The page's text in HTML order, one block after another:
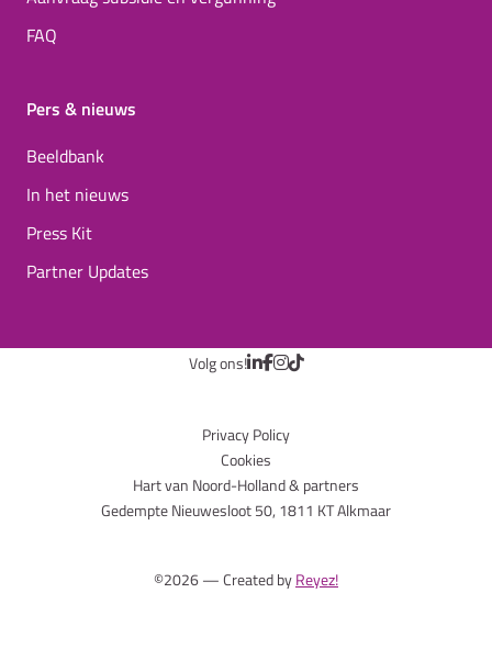
FAQ
Pers & nieuws
Beeldbank
In het nieuws
Press Kit
Partner Updates
Volg ons!
Privacy Policy
Cookies
Hart van Noord-Holland & partners
Gedempte Nieuwesloot 50, 1811 KT Alkmaar
©2026 — Created byReyez!